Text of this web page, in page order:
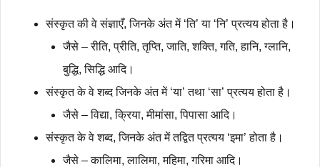
संस्कृत की वे संज्ञाएँ, जिनके अंत में ‘ति’ या ‘नि’ प्रत्यय होता है।
जैसे – रीति, प्रीति, तृप्ति, जाति, शक्ति, गति, हानि, ग्लानि,
बुद्धि, सिद्धि आदि।
संस्कृत के वे शब्द जिनके अंत में ‘या’ तथा ‘सा’ प्रत्यय होता है।
जैसे – विद्या, क्रिया, मीमांसा, पिपासा आदि।
संस्कृत के वे शब्द, जिनके अंत में तद्वित प्रत्यय ‘इमा’ होता है।
जैसे – कालिमा, लालिमा, महिमा, गरिमा आदि।